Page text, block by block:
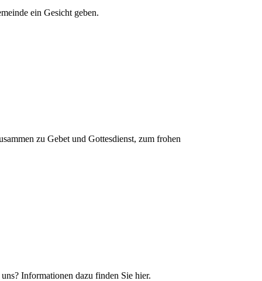
ein Gesicht geben.
zu Gebet und Gottesdienst, zum frohen
Informationen dazu finden Sie hier.